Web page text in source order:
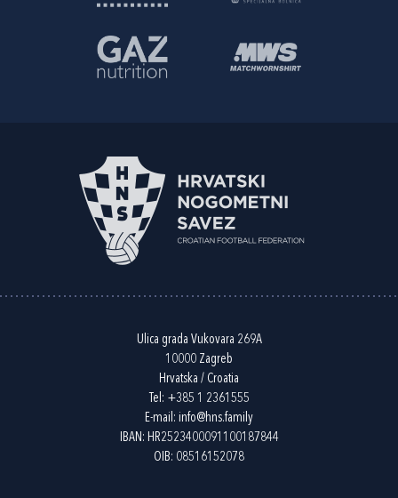
Ulica grada Vukovara 269A
10000 Zagreb
Hrvatska / Croatia
Tel: +385 1 2361555
E-mail: info@hns.family
IBAN: HR2523400091100187844
OIB: 08516152078